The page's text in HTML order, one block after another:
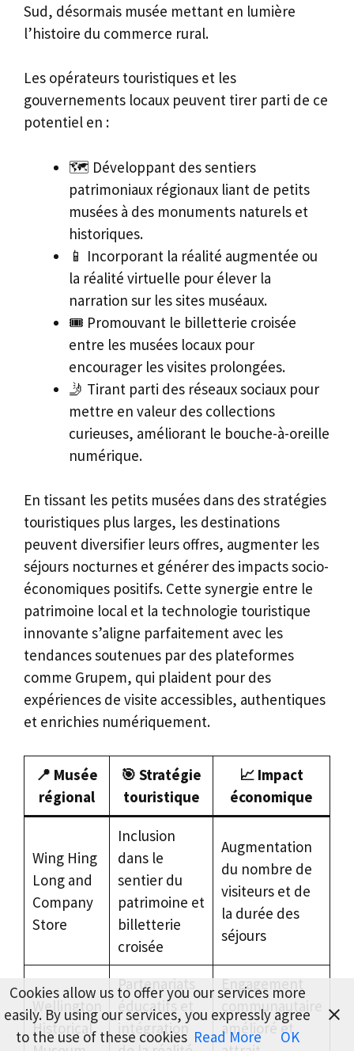
Sud, désormais musée mettant en lumière
l’histoire du commerce rural.
Les opérateurs touristiques et les
gouvernements locaux peuvent tirer parti de ce
potentiel en :
🗺️ Développant des sentiers
patrimoniaux régionaux liant de petits
musées à des monuments naturels et
historiques.
📱 Incorporant la réalité augmentée ou
la réalité virtuelle pour élever la
narration sur les sites muséaux.
🎟️ Promouvant le billetterie croisée
entre les musées locaux pour
encourager les visites prolongées.
🤳 Tirant parti des réseaux sociaux pour
mettre en valeur des collections
curieuses, améliorant le bouche-à-oreille
numérique.
En tissant les petits musées dans des stratégies
touristiques plus larges, les destinations
peuvent diversifier leurs offres, augmenter les
séjours nocturnes et générer des impacts socio-
économiques positifs. Cette synergie entre le
patrimoine local et la technologie touristique
innovante s’aligne parfaitement avec les
tendances soutenues par des plateformes
comme Grupem, qui plaident pour des
expériences de visite accessibles, authentiques
et enrichies numériquement.
📍 Musée
régional
🎯 Stratégie
touristique
📈 Impact
économique
Wing Hing
Long and
Company
Store
Inclusion
dans le
sentier du
patrimoine et
billetterie
croisée
Augmentation
du nombre de
visiteurs et de
la durée des
séjours
Wellington
Historical
Partenariats
éducatifs et
intégration
Engagement
communautaire
amélioré et
Cookies allow us to offer you our services more
easily. By using our services, you expressly agree
to the use of these cookies Read More OK